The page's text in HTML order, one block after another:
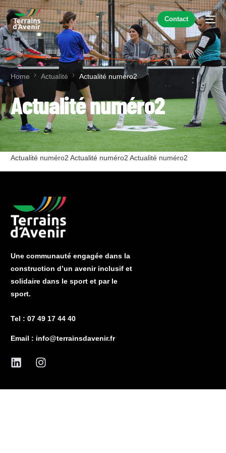
Contact
Home Actualité Actualité numéro2
Actualité numéro2
Actualité numéro2 Actualité numéro2 Actualité numéro2
Une communauté engagée dans la
construction d’un avenir inclusif et
solidaire dans le sport et par le
sport.
Tel : 07 49 17 44 40
Email : info@terrainsdavenir.fr
FR